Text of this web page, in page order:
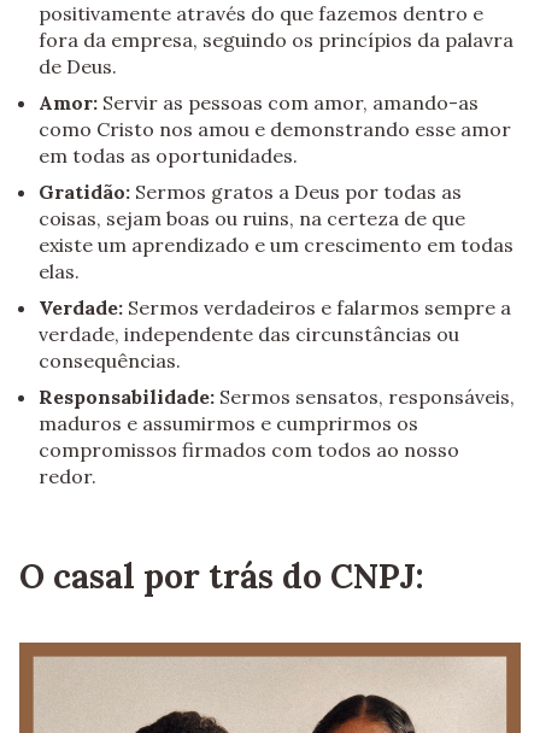
positivamente através do que fazemos dentro e
fora da empresa, seguindo os princípios da palavra
de Deus.
Amor: Servir as pessoas com amor, amando-as
como Cristo nos amou e demonstrando esse amor
em todas as oportunidades.
Gratidão: Sermos gratos a Deus por todas as
coisas, sejam boas ou ruins, na certeza de que
existe um aprendizado e um crescimento em todas
elas.
Verdade: Sermos verdadeiros e falarmos sempre a
verdade, independente das circunstâncias ou
consequências.
Responsabilidade: Sermos sensatos, responsáveis,
maduros e assumirmos e cumprirmos os
compromissos firmados com todos ao nosso
redor.
O casal por trás do CNPJ: